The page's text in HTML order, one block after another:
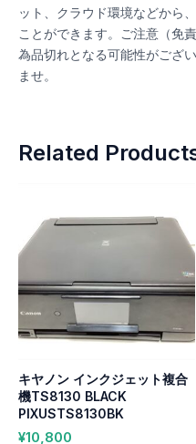
ット、クラウド環境などから
ことができます。ご注意（免
為品切れとなる可能性がござ
ませ。
Related
キヤノン インクジェット複合
機TS8130 BLACK
PIXUSTS8130BK
¥10,800